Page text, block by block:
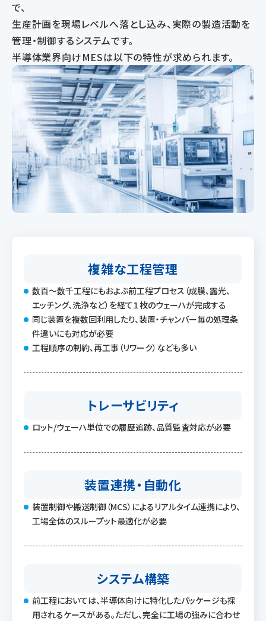
で、
生産計画を現場レベルへ落とし込み、実際の製造活動を
管理・制御するシステムです。
半導体業界向けMESは以下の特性が求められます。
複雑な工程管理
数百〜数千工程にもおよぶ前工程プロセス（成膜、露光、
エッチング、洗浄など）を経て１枚のウェーハが完成する
同じ装置を複数回利用したり、装置・チャンバー毎の処理条
件違いにも対応が必要
工程順序の制約、再工事（リワーク）なども多い
トレーサビリティ
ロット/ウェーハ単位での履歴追跡、品質監査対応が必要
装置連携・自動化
装置制御や搬送制御（MCS）によるリアルタイム連携により、
工場全体のスループット最適化が必要
システム構築
前工程においては、半導体向けに特化したパッケージも採
用されるケースがある。ただし、完全に工場の強みに合わせ